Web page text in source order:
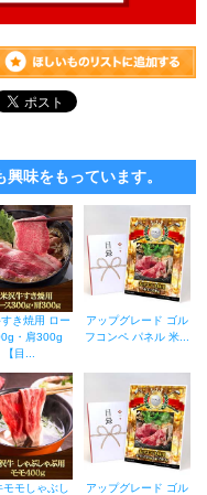
味をもっています。
き焼用 ロー
・肩300g
【目...
アップグレード ゴル
フコンペ パネル 米...
モモしゃぶし
アップグレード ゴル